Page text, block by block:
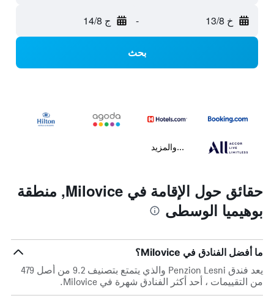
خ 13/8 - ج 14/8
بحث
...والمزيد
حقائق حول الإقامة في Milovice, منطقة
بوهيميا الوسطى
ما أفضل الفنادق في Milovice؟
يعد فندق Penzion Lesni والذي يتمتع بتصنيف 9.2 من أصل 479
من التقييمات ، أحد أكثر الفنادق شهرة في Milovice.